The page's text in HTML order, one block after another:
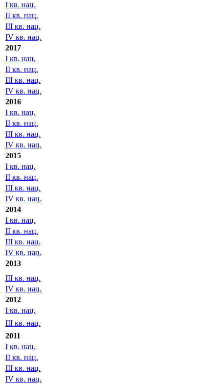
I кв. нац.
II кв. нац.
III кв. нац.
IV кв. нац.
2017
I кв. нац.
II кв. нац.
III кв. нац.
IV кв. нац.
2016
I кв. нац.
II кв. нац.
III кв. нац.
IV кв. нац.
2015
I кв. нац.
II кв. нац.
III кв. нац.
IV кв. нац.
2014
I кв. нац.
II кв. нац.
III кв. нац.
IV кв. нац.
2013
III кв. нац.
IV кв. нац.
2012
I кв. нац.
III кв. нац.
2011
I кв. нац.
II кв. нац.
III кв. нац.
IV кв. нац.